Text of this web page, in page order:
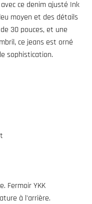
ce denim ajusté Ink
moyen et des détails
30 pouces, et une
ce jeans est orné
sophistication.
Fermoir YKK
à l'arrière.